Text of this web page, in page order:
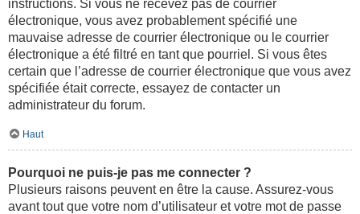
instructions. Si vous ne recevez pas de courrier
électronique, vous avez probablement spécifié une
mauvaise adresse de courrier électronique ou le courrier
électronique a été filtré en tant que pourriel. Si vous êtes
certain que l’adresse de courrier électronique que vous avez
spécifiée était correcte, essayez de contacter un
administrateur du forum.
Haut
Pourquoi ne puis-je pas me connecter ?
Plusieurs raisons peuvent en être la cause. Assurez-vous
avant tout que votre nom d’utilisateur et votre mot de passe